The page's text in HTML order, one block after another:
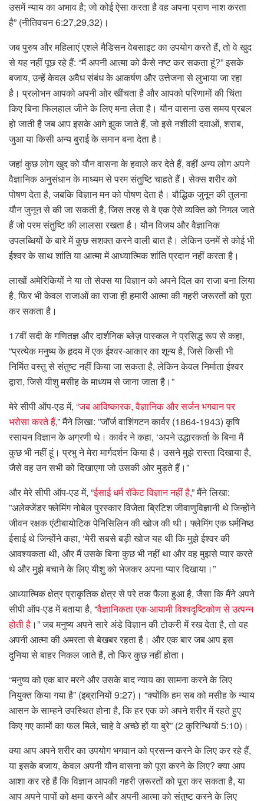
उसमें न्याय का अभाव है; जो कोई ऐसा करता है वह अपना प्राण नाश करता
है” (नीतिवचन 6:27,29,32)।
जब पुरुष और महिलाएं एशले मैडिसन वेबसाइट का उपयोग करते हैं, तो वे खुद
से यह नहीं पूछ रहे हैं: “मैं अपनी आत्मा को कैसे नष्ट कर सकता हूं?” इसके
बजाय, उन्हें केवल अवैध संबंध के आकर्षण और उत्तेजना से लुभाया जा रहा
है। प्रलोभन आपको अपनी ओर खींचता है और आपको परिणामों की चिंता
किए बिना फिलहाल जीने के लिए मना लेता है। यौन वासना उस समय प्रबल
हो जाती है जब आप इसके आगे झुक जाते हैं, जो इसे नशीली दवाओं, शराब,
जुआ या किसी अन्य बुराई के समान बना देता है।
जहां कुछ लोग खुद को यौन वासना के हवाले कर देते हैं, वहीं अन्य लोग अपने
वैज्ञानिक अनुसंधान के माध्यम से परम संतुष्टि चाहते हैं। सेक्स शरीर को
पोषण देता है, जबकि विज्ञान मन को पोषण देता है। बौद्धिक जुनून की तुलना
यौन जुनून से की जा सकती है, जिस तरह से वे एक ऐसे व्यक्ति को निगल जाते
हैं जो परम संतुष्टि की लालसा रखता है। यौन विजय और वैज्ञानिक
उपलब्धियों के बारे में कुछ सशक्त करने वाली बात है। लेकिन उनमें से कोई भी
ईश्वर के साथ शांति या आत्मा में आध्यात्मिक शांति प्रदान नहीं करता है।
लाखों अमेरिकियों ने या तो सेक्स या विज्ञान को अपने दिल का राजा बना लिया
है, फिर भी केवल राजाओं का राजा ही हमारी आत्मा की गहरी जरूरतों को पूरा
कर सकता है।
17वीं सदी के गणितज्ञ और दार्शनिक ब्लेज़ पास्कल ने प्रसिद्ध रूप से कहा,
“प्रत्येक मनुष्य के हृदय में एक ईश्वर-आकार का शून्य है, जिसे किसी भी
निर्मित वस्तु से संतुष्ट नहीं किया जा सकता है, लेकिन केवल निर्माता ईश्वर
द्वारा, जिसे यीशु मसीह के माध्यम से जाना जाता है।”
मेरे सीपी ऑप-एड में, “जब आविष्कारक, वैज्ञानिक और सर्जन भगवान पर
भरोसा करते हैं,” मैंने लिखा: ”जॉर्ज वाशिंगटन कार्वर (1864-1943) कृषि
रसायन विज्ञान के अग्रणी थे। कार्वर ने कहा, ‘अपने उद्धारकर्ता के बिना मैं
कुछ भी नहीं हूं। प्रभु ने मेरा मार्गदर्शन किया है। उसने मुझे रास्ता दिखाया है,
जैसे वह उन सभी को दिखाएगा जो उसकी ओर मुड़ते हैं।”
और मेरे सीपी ऑप-एड में, “ईसाई धर्म रॉकेट विज्ञान नहीं है,” मैंने लिखा:
”अलेक्जेंडर फ्लेमिंग नोबेल पुरस्कार विजेता ब्रिटिश जीवाणुविज्ञानी थे जिन्होंने
जीवन रक्षक एंटीबायोटिक पेनिसिलिन की खोज की थी। फ्लेमिंग एक धर्मनिष्ठ
ईसाई थे जिन्होंने कहा, ‘मेरी सबसे बड़ी खोज यह थी कि मुझे ईश्वर की
आवश्यकता थी, और मैं उसके बिना कुछ भी नहीं था और वह मुझसे प्यार करते
थे और मुझे बचाने के लिए यीशु को भेजकर अपना प्यार दिखाया।”
आध्यात्मिक क्षेत्र प्राकृतिक क्षेत्र से परे तक फैला हुआ है, जैसा कि मैंने अपने
सीपी ऑप-एड में बताया है, “वैज्ञानिकता एक-आयामी विश्वदृष्टिकोण से उत्पन्न
होती है ।” जब मनुष्य अपने सारे अंडे विज्ञान की टोकरी में रख देता है, तो वह
अपनी आत्मा की अमरता से बेखबर रहता है। और एक बार जब आप इस
दुनिया से बाहर निकल जाते हैं, तो फिर कुछ नहीं होता।
“मनुष्य को एक बार मरने और उसके बाद न्याय का सामना करने के लिए
नियुक्त किया गया है” (इब्रानियों 9:27)। “क्योंकि हम सब को मसीह के न्याय
आसन के साम्हने उपस्थित होना है, कि हर एक को अपने शरीर में रहते हुए
किए गए कामों का फल मिले, चाहे वे अच्छे हों या बुरे” (2 कुरिन्थियों 5:10)।
क्या आप अपने शरीर का उपयोग भगवान को प्रसन्न करने के लिए कर रहे हैं,
या इसके बजाय, केवल अपनी यौन वासना को पूरा करने के लिए? क्या आप
आशा कर रहे हैं कि विज्ञान आपकी गहरी ज़रूरतों को पूरा कर सकता है, या
आप अपने पापों को क्षमा करने और अपनी आत्मा को संतुष्ट करने के लिए